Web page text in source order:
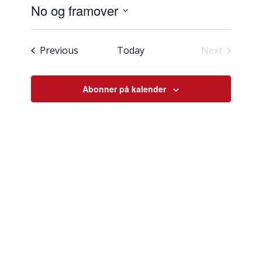
søk
og
visingsnavigasjon
No og framover
Select
date.
Previous HendingarToday
Next
Abonner på kalender